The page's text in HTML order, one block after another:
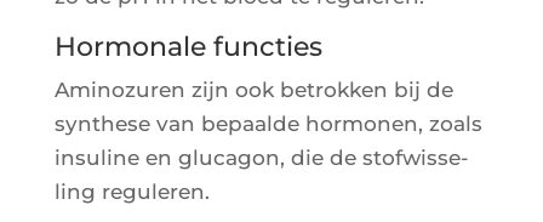
Hormonale functies
Ami­no­zu­ren zijn ook betrok­ken bij de
syn­these van bepaalde hor­mo­nen, zoals
insu­line en glu­ca­gon, die de stof­wis­se­
ling reguleren.